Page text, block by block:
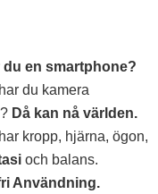
du en smartphone?
du kamera
Då kan nå världen.
kropp, hjärna, ögon,
och balans.
Användning.